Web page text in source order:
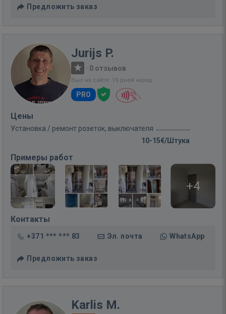
Предложить заказ
Jurijs P.
· 0 отзывов
Был на сайте: 19 дней назад
PRO
Цены
Установка / ремонт розеток, выключателя
10-15€/Штука
Примеры работ
+4
Контакты
+371 *** *** 83 Эл. почта WhatsApp
Предложить заказ
Karlis M.